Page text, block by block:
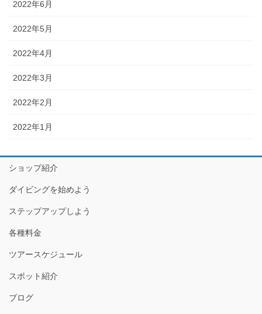
2022年6月
2022年5月
2022年4月
2022年3月
2022年2月
2022年1月
ショップ紹介
ダイビングを始めよう
ステップアップしよう
各種料金
ツアースケジュール
スポット紹介
ブログ